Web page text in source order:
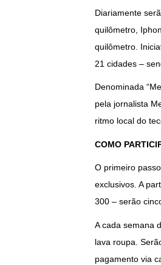
Diariamente
quilômetro,
quilômetro.
21 cidades –
Denominada
pela jornalista
ritmo local do
COMO
O primeiro
exclusivos. A
300 – serão
A cada semana
lava roupa.
pagamento via